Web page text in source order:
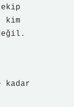
kim
kadar